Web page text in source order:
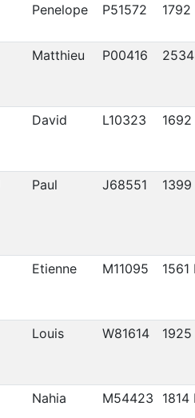
Penelope P51572 1792
Matthieu P00416
David L10323 1692
Paul J68551 1399
Etienne M11095 1561
Louis W81614 1925
Nahia M54423 1814